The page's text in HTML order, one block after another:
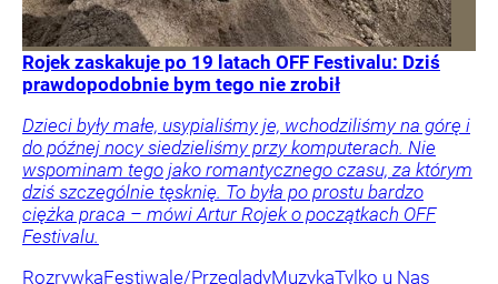
Rojek zaskakuje po 19 latach OFF Festivalu: Dziś
prawdopodobnie bym tego nie zrobił
Dzieci były małe, usypialiśmy je, wchodziliśmy na górę i
do późnej nocy siedzieliśmy przy komputerach. Nie
wspominam tego jako romantycznego czasu, za którym
dziś szczególnie tęsknię. To była po prostu bardzo
ciężka praca – mówi Artur Rojek o początkach OFF
Festivalu.
RozrywkaFestiwale/PrzeglądyMuzykaTylko u Nas